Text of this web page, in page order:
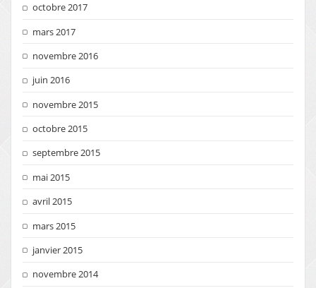
octobre 2017
mars 2017
novembre 2016
juin 2016
novembre 2015
octobre 2015
septembre 2015
mai 2015
avril 2015
mars 2015
janvier 2015
novembre 2014